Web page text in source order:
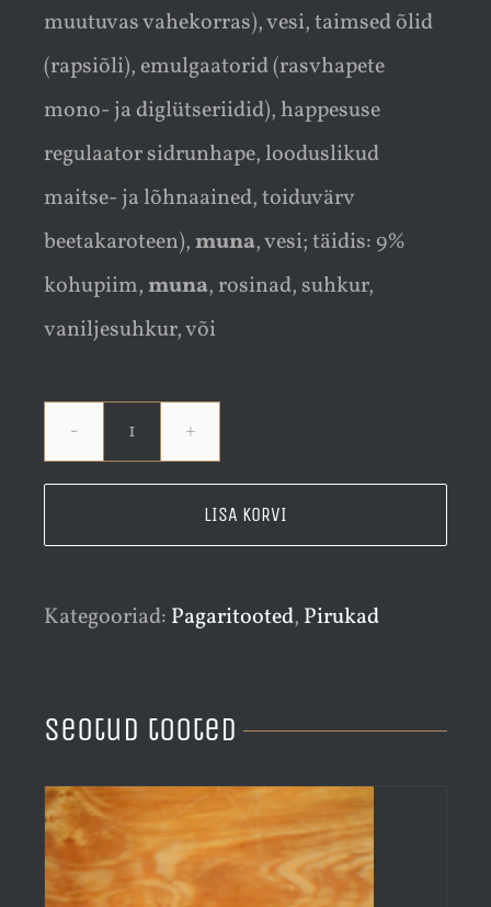
muutuvas vahekorras), vesi, taimsed õlid
(rapsiõli), emulgaatorid (rasvhapete
mono- ja diglütseriidid), happesuse
regulaator sidrunhape, looduslikud
maitse- ja lõhnaained, toiduvärv
beetakaroteen),muna, vesi; täidis: 9%
kohupiim,muna, rosinad, suhkur,
vaniljesuhkur, või
grammi
LISA KORVI
Kategooriad: Pagaritooted, Pirukad
Seotud tooted